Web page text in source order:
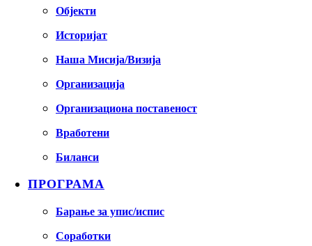
Објекти
Историјат
Наша Мисија/Визија
Организација
Организациона поставеност
Вработени
Биланси
ПРОГРАМА
Барање за упис/испис
Соработки